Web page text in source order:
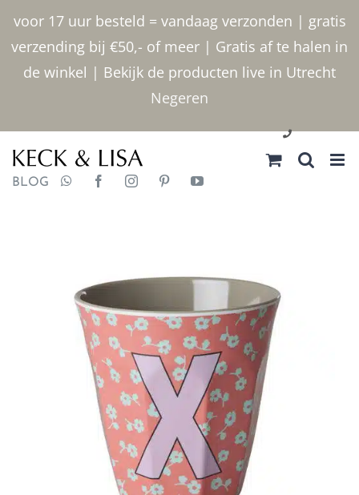
voor 17 uur besteld = vandaag verzonden | gratis
verzending bij €50,- of meer | Gratis af te halen in
de winkel | Bekijk de producten live in Utrecht
Negeren
inhoud
030 2400000
BLOG